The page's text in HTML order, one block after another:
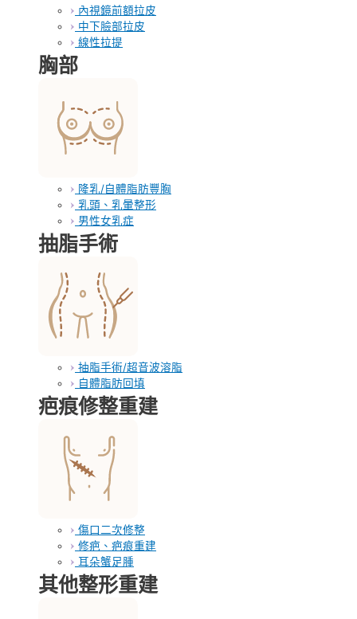
內視鏡前額拉皮
中下臉部拉皮
線性拉提
胸部
隆乳/自體脂肪豐胸
乳頭、乳暈整形
男性女乳症
抽脂手術
抽脂手術/超音波溶脂
自體脂肪回填
疤痕修整重建
傷口二次修整
修疤、疤痕重建
耳朵蟹足腫
其他整形重建